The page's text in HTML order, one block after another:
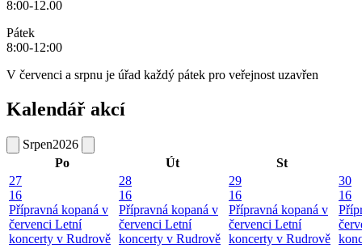
8:00-12.00
Pátek
8:00-12:00
V červenci a srpnu je úřad každý pátek pro veřejnost uzavřen
Kalendář akcí
Srpen2026
Po
Út
St
27
16
Přípravná kopaná v
červenci Letní
koncerty v Rudrově
28
16
Přípravná kopaná v
červenci Letní
koncerty v Rudrově
29
16
Přípravná kopaná v
červenci Letní
koncerty v Rudrově
30
16